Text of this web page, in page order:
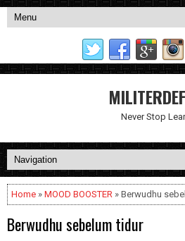
Never Stop
Home » MOOD BOOSTER » Berwudhu
Berwudhu sebelum tidur